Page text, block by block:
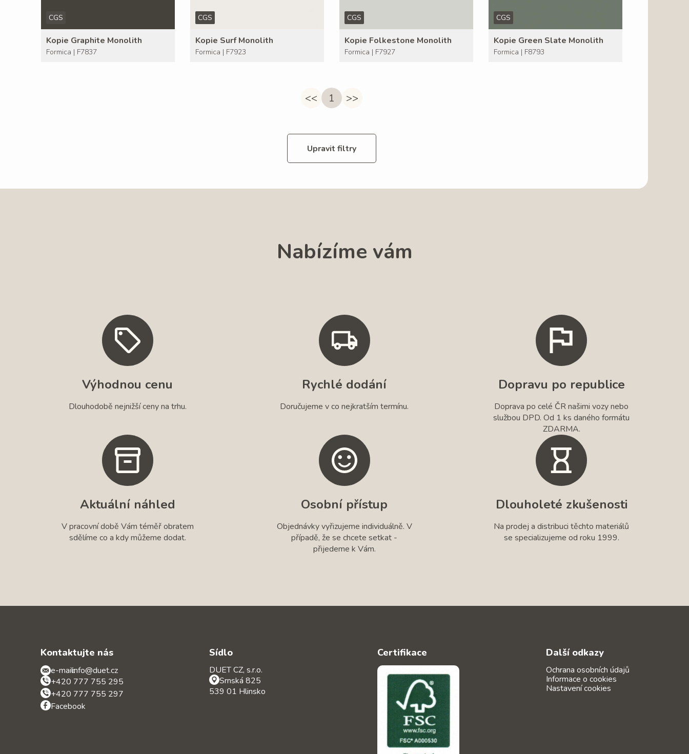
CGS
Kopie Graphite Monolith
Formica | F7837
CGS
Kopie Surf Monolith
Formica | F7923
CGS
Kopie Folkestone Monolith
Formica | F7927
CGS
Kopie Green Slate Monolith
Formica | F8793
<< 1 >>
Upravit filtry
Nabízíme vám
Výhodnou cenu
Dlouhodobě nejnižší ceny na trhu.
Rychlé dodání
Doručujeme v co nejkratším termínu.
Dopravu po republice
Doprava po celé ČR našimi vozy nebo
službou DPD. Od 1 ks daného formátu
ZDARMA.
Aktuální náhled
V pracovní době Vám téměř obratem
sdělíme co a kdy můžeme dodat.
Osobní přístup
Objednávky vyřizujeme individuálně. V
případě, že se chcete setkat -
přijedeme k Vám.
Dlouholeté zkušenosti
Na prodej a distribuci těchto materiálů
se specializujeme od roku 1999.
Kontaktujte nás
e-mail:info@duet.cz
+420 777 755 295
+420 777 755 297
Facebook
Sídlo
DUET CZ, s.r.o.
Srnská 825
539 01 Hlinsko
Certifikace Další odkazy
Ochrana osobních údajů
Informace o cookies
Nastavení cookies